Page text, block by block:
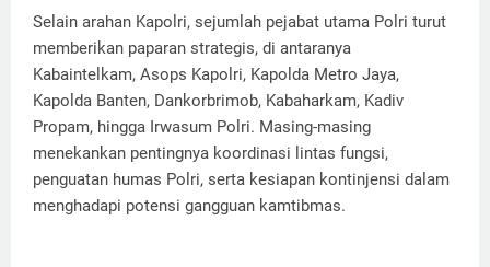
Selain arahan Kapolri, sejumlah pejabat utama Polri turut
memberikan paparan strategis, di antaranya
Kabaintelkam, Asops Kapolri, Kapolda Metro Jaya,
Kapolda Banten, Dankorbrimob, Kabaharkam, Kadiv
Propam, hingga Irwasum Polri. Masing-masing
menekankan pentingnya koordinasi lintas fungsi,
penguatan humas Polri, serta kesiapan kontinjensi dalam
menghadapi potensi gangguan kamtibmas.